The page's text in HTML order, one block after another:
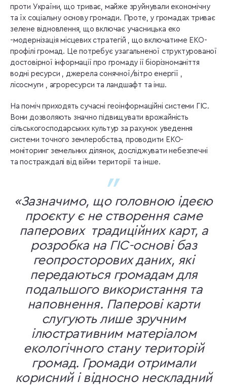
проти України, що триває, майже зруйнували економічну
та їх соціальну основу громади. Проте, у громадах триває
зелене відновлення, що включає учасницька еко
-модернізація місцевих стратегій , що включатиме ЕКО-
профілі громад. Це потребує узагальненої структурованої
достовірної інформації про громаду ії біорізноманіття
водні ресурси , джерела сонячної/вітро енергії ,
лісосмуги , агроресурси та ландшафт та інш.
На поміч приходять сучасні геоінформаційні системи ГІС.
Вони дозволяють значно підвищувати врожайність
сільськогосподарських культур за рахунок уведення
системи точного землеробства, проводити ЕКО-
моніторинг земельних ділянок, досліджувати небезпечні
та постраждалі від війни території та інше.
«Зазначимо, що головною ідеєю
проєкту є не створення саме
паперових традиційних карт, а
розробка на ГІС-основі баз
геопросторових даних, які
передаються громадам для
подальшого використання та
наповнення. Паперові карти
слугують лише зручним
ілюстративним матеріалом
екологічного стану територій
громад. Громади отримали
корисний і відносно нескладний